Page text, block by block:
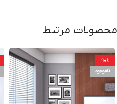
محصولات مرتبط
-10%
ناموجود